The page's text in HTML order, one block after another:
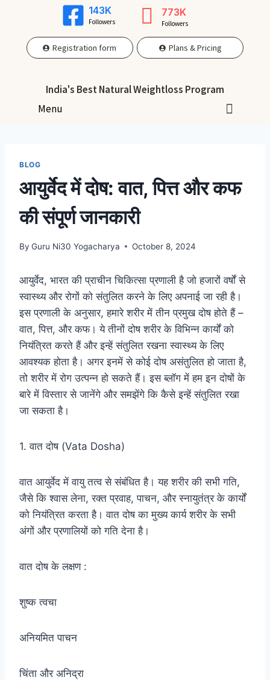
143K
Followers
773K
Followers
Registration form Plans & Pricing
India's Best Natural Weightloss Program
Menu
BLOG
आयुर्वेद में दोष: वात, पित्त और कफ
की संपूर्ण जानकारी
By Guru Ni30 Yogacharya October 8, 2024
आयुर्वेद, भारत की प्राचीन चिकित्सा प्रणाली है जो हजारों वर्षों से
स्वास्थ्य और रोगों को संतुलित करने के लिए अपनाई जा रही है।
इस प्रणाली के अनुसार, हमारे शरीर में तीन प्रमुख दोष होते हैं –
वात, पित्त, और कफ। ये तीनों दोष शरीर के विभिन्न कार्यों को
नियंत्रित करते हैं और इन्हें संतुलित रखना स्वास्थ्य के लिए
आवश्यक होता है। अगर इनमें से कोई दोष असंतुलित हो जाता है,
तो शरीर में रोग उत्पन्न हो सकते हैं। इस ब्लॉग में हम इन दोषों के
बारे में विस्तार से जानेंगे और समझेंगे कि कैसे इन्हें संतुलित रखा
जा सकता है।
1. वात दोष (Vata Dosha)
वात आयुर्वेद में वायु तत्व से संबंधित है। यह शरीर की सभी गति,
जैसे कि श्वास लेना, रक्त प्रवाह, पाचन, और स्नायुतंत्र के कार्यों
को नियंत्रित करता है। वात दोष का मुख्य कार्य शरीर के सभी
अंगों और प्रणालियों को गति देना है।
वात दोष के लक्षण :
शुष्क त्वचा
अनियमित पाचन
चिंता और अनिद्रा